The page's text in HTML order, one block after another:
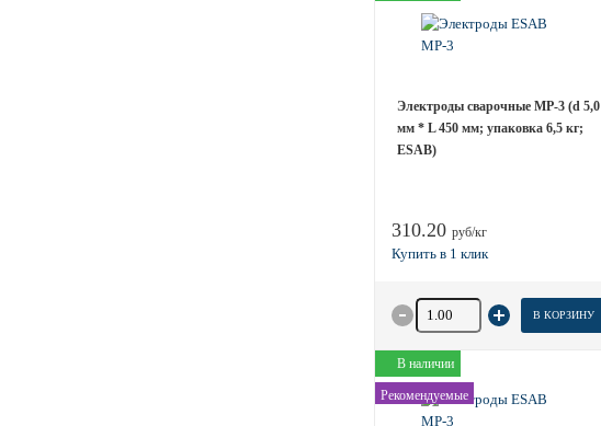
Электроды сварочные MP-3 (d 5,0
мм * L 450 мм; упаковка 6,5 кг;
ESAB)
310.20 руб/кг
Количество товара В КОРЗИНУ
В наличии
Рекомендуемые